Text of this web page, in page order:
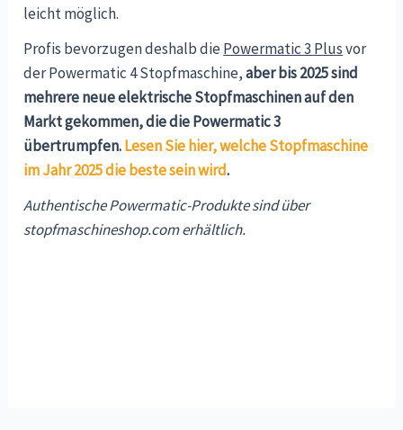
leicht möglich.
Profis bevorzugen deshalb diePowermatic 3 Plusvor
der Powermatic 4 Stopfmaschine,aber bis 2025 sind
mehrere neue elektrische Stopfmaschinen auf den
Markt gekommen, die die Powermatic 3
übertrumpfen.Lesen Sie hier, welche Stopfmaschine
im Jahr 2025 die beste sein wird.
Authentische Powermatic-Produkte sind über
stopfmaschineshop.com erhältlich.